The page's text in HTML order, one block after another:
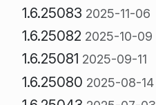
1.6.25083 2025-11-06
1.6.25082 2025-10-09
1.6.25081 2025-09-11
1.6.25080 2025-08-14